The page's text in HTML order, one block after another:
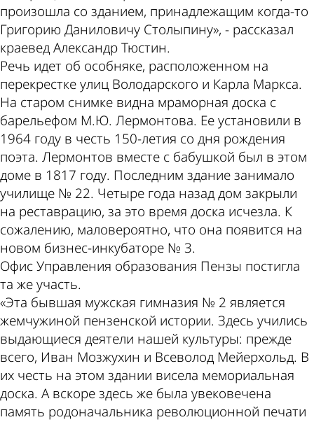
произошла со зданием, принадлежащим когда-то
Григорию Даниловичу Столыпину», - рассказал
краевед Александр Тюстин.
Речь идет об особняке, расположенном на
перекрестке улиц Володарского и Карла Маркса.
На старом снимке видна мраморная доска с
барельефом М.Ю. Лермонтова. Ее установили в
1964 году в честь 150-летия со дня рождения
поэта. Лермонтов вместе с бабушкой был в этом
доме в 1817 году. Последним здание занимало
училище № 22. Четыре года назад дом закрыли
на реставрацию, за это время доска исчезла. К
сожалению, маловероятно, что она появится на
новом бизнес-инкубаторе № 3.
Офис Управления образования Пензы постигла
та же участь.
«Эта бывшая мужская гимназия № 2 является
жемчужиной пензенской истории. Здесь учились
выдающиеся деятели нашей культуры: прежде
всего, Иван Мозжухин и Всеволод Мейерхольд. В
их честь на этом здании висела мемориальная
доска. А вскоре здесь же была увековечена
память родоначальника революционной печати